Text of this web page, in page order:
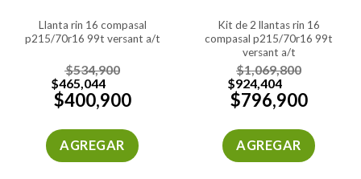
llanta rin 16 compasal
p215/70r16 99t versant a/t
$534,900
$465,044
$400,900
AGREGAR
kit de 2 llantas rin 16
compasal p215/70r16 99t
versant a/t
$1,069,800
$924,404
$796,900
AGREGAR